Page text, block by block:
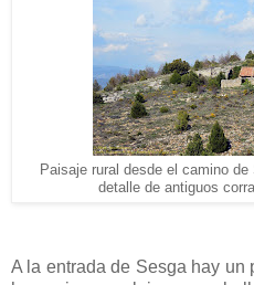
Paisaje rural desde el camino
detalle de antiguos
A la entrada de Sesga hay un